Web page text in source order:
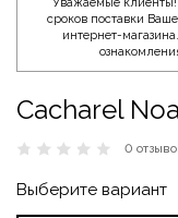
сроков поставки
интернет-
Cacharel
0
Выберите вариант